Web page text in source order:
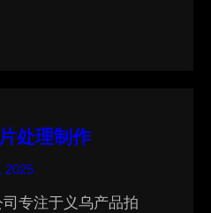
处理制作
2025
专注于义乌产品拍